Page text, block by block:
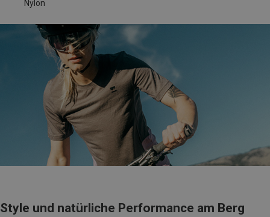
Nylon
Style und natürliche Performance am Berg